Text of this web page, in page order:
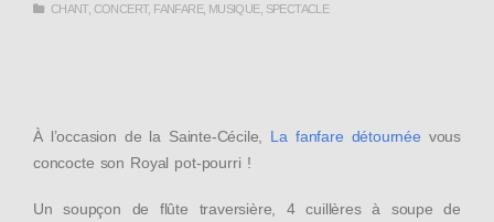
CHANT, CONCERT, FANFARE, MUSIQUE, SPECTACLE
À l’occasion de la Sainte-Cécile, La fanfare détournée vous
concocte son Royal pot-pourri !
Un soupçon de flûte traversière, 4 cuillères à soupe de